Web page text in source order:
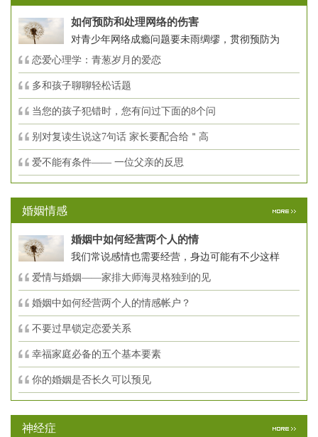
如何预防和处理网络的伤害
对青少年网络成瘾问题要未雨绸缪，贯彻预防为
恋爱心理学：青葱岁月的爱恋
多和孩子聊聊轻松话题
当您的孩子犯错时，您有问过下面的8个问
别对复读生说这7句话 家长要配合给＂高
爱不能有条件—— 一位父亲的反思
婚姻情感
婚姻中如何经营两个人的情
我们常说感情也需要经营，身边可能有不少这样
爱情与婚姻——家排大师海灵格独到的见
婚姻中如何经营两个人的情感帐户？
不要过早锁定恋爱关系
幸福家庭必备的五个基本要素
你的婚姻是否长久可以预见
神经症